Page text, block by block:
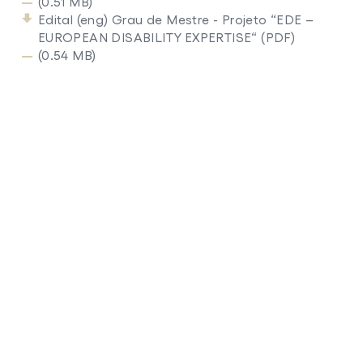
Edital (eng) Grau de Mestre - Projeto “EDE –
EUROPEAN DISABILITY EXPERTISE“ (PDF)
(0.54 MB)